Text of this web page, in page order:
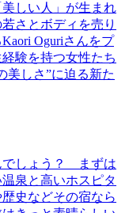
しい人」が生まれ
さとボディを売り
Oguriさんをプ
験を持つ女性たち
美しさ”に迫る新た
でしょう？ まずは
泉と高いホスピタ
史などその宿なら